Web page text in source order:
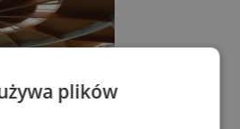
plików